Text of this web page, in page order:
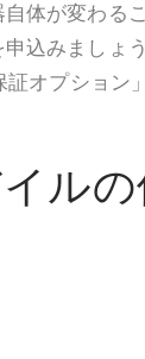
体が変わる
込みましょう
証オプション
ルの